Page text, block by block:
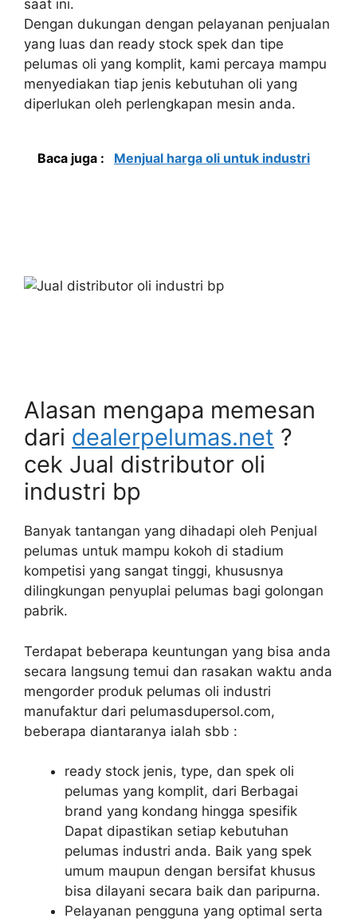
saat ini.
Dengan dukungan dengan pelayanan penjualan
yang luas dan ready stock spek dan tipe
pelumas oli yang komplit, kami percaya mampu
menyediakan tiap jenis kebutuhan oli yang
diperlukan oleh perlengkapan mesin anda.
Baca juga : Menjual harga oli untuk industri
Alasan mengapa memesan
dari dealerpelumas.net ?
cek Jual distributor oli
industri bp
Banyak tantangan yang dihadapi oleh Penjual
pelumas untuk mampu kokoh di stadium
kompetisi yang sangat tinggi, khususnya
dilingkungan penyuplai pelumas bagi golongan
pabrik.
Terdapat beberapa keuntungan yang bisa anda
secara langsung temui dan rasakan waktu anda
mengorder produk pelumas oli industri
manufaktur dari pelumasdupersol.com,
beberapa diantaranya ialah sbb :
ready stock jenis, type, dan spek oli
pelumas yang komplit, dari Berbagai
brand yang kondang hingga spesifik
Dapat dipastikan setiap kebutuhan
pelumas industri anda. Baik yang spek
umum maupun dengan bersifat khusus
bisa dilayani secara baik dan paripurna.
Pelayanan pengguna yang optimal serta